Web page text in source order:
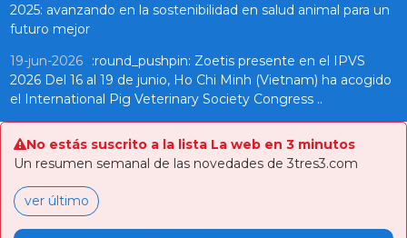
2025: avanzando en la sostenibilidad en salud animal para un
futuro mejor
19-jun-2026
:round_pushpin: Zoetis presente en el IPVS
2026 Del 16 al 19 de junio, Ho Chi Minh (Vietnam) ha acogido
el International Pig Veterinary Society Congress ..
No estás suscrito a la lista La web en 3 minutos
Un resumen semanal de las novedades de 3tres3.com
ver último